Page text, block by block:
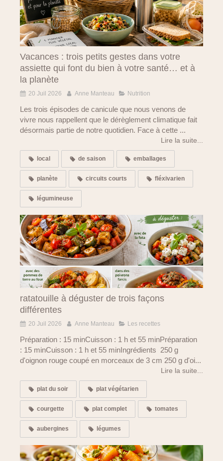
Vacances : trois petits gestes dans votre
assiette qui font du bien à votre santé… et à
la planète
20 Juil 2026 Anne Manteau Nutrition
Les trois épisodes de canicule que nous venons de
vivre nous rappellent que le dérèglement climatique fait
désormais partie de notre quotidien. Face à cette ...
Lire la suite...
local de saison emballages
planète circuits courts fléxivarien
légumineuse
ratatouille à déguster de trois façons
différentes
20 Juil 2026 Anne Manteau Les recettes
Préparation : 15 minCuisson : 1 h et 55 minPréparation
: 15 minCuisson : 1 h et 55 minIngrédients 250 g
d'oignon rouge coupé en morceaux de 3 cm 250 g d'oi...
Lire la suite...
plat du soir plat végétarien
courgette plat complet tomates
aubergines légumes